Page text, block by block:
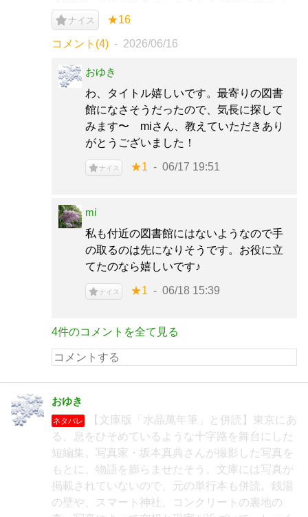
ナイス ★16
コメント(4) 2026/06/16
おゆき
わ、タイトル嬉しいです。最寄りの図書
館になさそうだったので、気長に探して
みます〜 miさん、教えていただきあり
がとうございました！
ナイス ★1 06/17 19:51
mi
私も付近の図書館にはないようなので手
の取るのは先になりそうです。お役に立
てたのなら嬉しいです♪
ナイス ★1 06/18 15:39
4件のコメントを全て見る
おゆき
ネタバレ
【文庫版「水晶萬年筆」と併読】東京にあ
る、息をひそめているような十字路を舞台にした
短編集。写真家・坂本真典さんが撮影した写真を
もとに、物語を膨らませたそう。文庫には写真が
掲載されていないので、元の単行本も併読。銭湯
の壁や、スマート神社、コンクリートの裏地の